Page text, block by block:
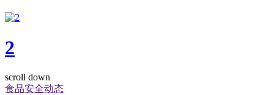
2
scroll down
食品安全动态